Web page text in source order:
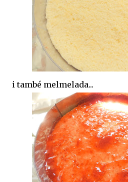
i també melmelada...